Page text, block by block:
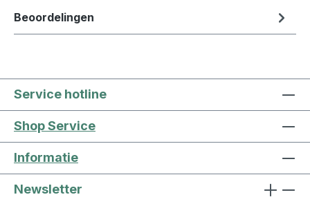
Beoordelingen
Service hotline
Shop Service
Informatie
Newsletter